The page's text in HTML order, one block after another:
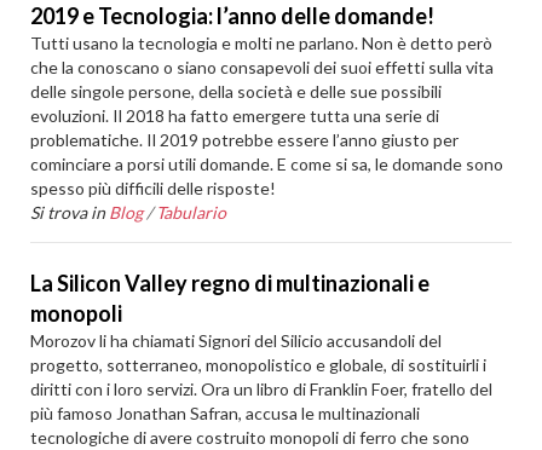
2019 e Tecnologia: l’anno delle domande!
Tutti usano la tecnologia e molti ne parlano. Non è detto però
che la conoscano o siano consapevoli dei suoi effetti sulla vita
delle singole persone, della società e delle sue possibili
evoluzioni. Il 2018 ha fatto emergere tutta una serie di
problematiche. Il 2019 potrebbe essere l’anno giusto per
cominciare a porsi utili domande. E come si sa, le domande sono
spesso più difficili delle risposte!
Si trova in Blog /Tabulario
La Silicon Valley regno di multinazionali e
monopoli
Morozov li ha chiamati Signori del Silicio accusandoli del
progetto, sotterraneo, monopolistico e globale, di sostituirli i
diritti con i loro servizi. Ora un libro di Franklin Foer, fratello del
più famoso Jonathan Safran, accusa le multinazionali
tecnologiche di avere costruito monopoli di ferro che sono